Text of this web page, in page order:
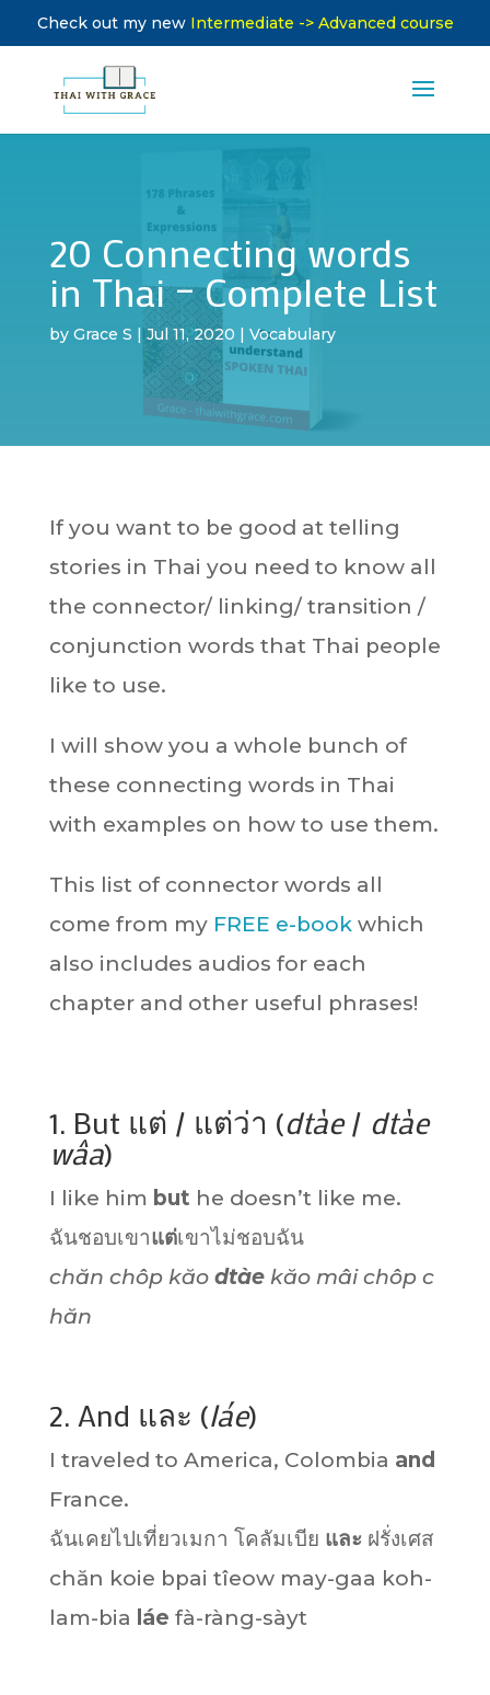
Check out my new Intermediate -> Advanced course
20 Connecting words
in Thai – Complete List
by Grace S |Jul 11, 2020 | Vocabulary
If you want to be good at telling
stories in Thai you need to know all
the connector/ linking/ transition /
conjunction words that Thai people
like to use.
I will show you a whole bunch of
these connecting words in Thai
with examples on how to use them.
This list of connector words all
come from my FREE e-bookwhich
also includes audios for each
chapter and other useful phrases!
1. But แต่ / แต่ว่า (dtàe/ dtàe
wâa)
I like him but he doesn’t like me.
ฉันชอบเขาแต่เขาไม่ชอบฉัน
chăn chôp kăo dtàekăo mâi chôp c
hăn
2. And และ (láe)
I traveled to America, Colombia and
France.
ฉันเคยไปเที่ยวเมกา โคลัมเบีย และฝรั่งเศส
chăn koie bpai tîeow may-gaa koh-
lam-bia láe fà-ràng-sàyt